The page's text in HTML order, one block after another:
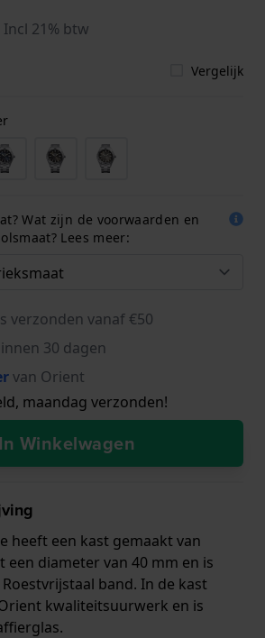
Incl 21% btw
Vergelijk
Wat zijn de voorwaarden en
Lees meer:
verzonden vanaf €50
30 dagen
van Orient
maandag verzonden!
In Winkelwagen
heeft een kast gemaakt van
een diameter van 40 mm en is
band. In de kast
kwaliteitsuurwerk en is